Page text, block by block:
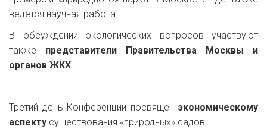
ведется научная работа.
В обсуждении экологических вопросов участвуют
также представители Правительства Москвы и
органов ЖКХ
Третий день Конференции посвящен экономическому
аспекту существования «природных» садов.